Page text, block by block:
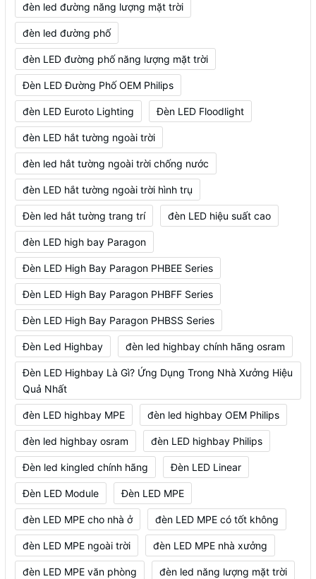
đèn led đường năng lượng mặt trời
đèn led đường phố
đèn LED đường phố năng lượng mặt trời
Đèn LED Đường Phố OEM Philips
đèn LED Euroto Lighting Đèn LED Floodlight
đèn LED hắt tường ngoài trời
đèn led hắt tường ngoài trời chống nước
đèn LED hắt tường ngoài trời hình trụ
Đèn led hắt tường trang trí đèn LED hiệu suất cao
đèn LED high bay Paragon
Đèn LED High Bay Paragon PHBEE Series
Đèn LED High Bay Paragon PHBFF Series
Đèn LED High Bay Paragon PHBSS Series
Đèn Led Highbay đèn led highbay chính hãng osram
Đèn LED Highbay Là Gì? Ứng Dụng Trong Nhà Xưởng Hiệu
Quả Nhất
đèn LED highbay MPE đèn led highbay OEM Philips
đèn led highbay osram đèn LED highbay Philips
Đèn led kingled chính hãng Đèn LED Linear
Đèn LED Module Đèn LED MPE
đèn LED MPE cho nhà ở đèn LED MPE có tốt không
đèn LED MPE ngoài trời đèn LED MPE nhà xưởng
đèn LED MPE văn phòng đèn led năng lượng mặt trời